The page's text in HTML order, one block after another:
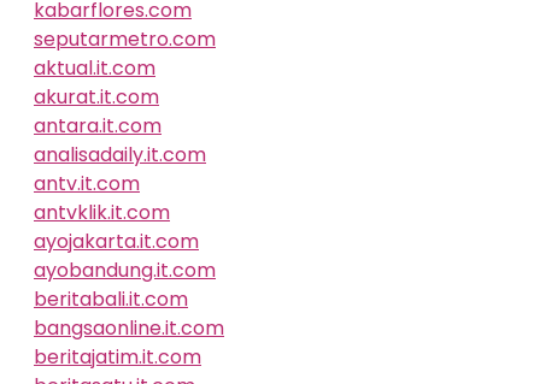
kabarflores.com
seputarmetro.com
aktual.it.com
akurat.it.com
antara.it.com
analisadaily.it.com
antv.it.com
antvklik.it.com
ayojakarta.it.com
ayobandung.it.com
beritabali.it.com
bangsaonline.it.com
beritajatim.it.com